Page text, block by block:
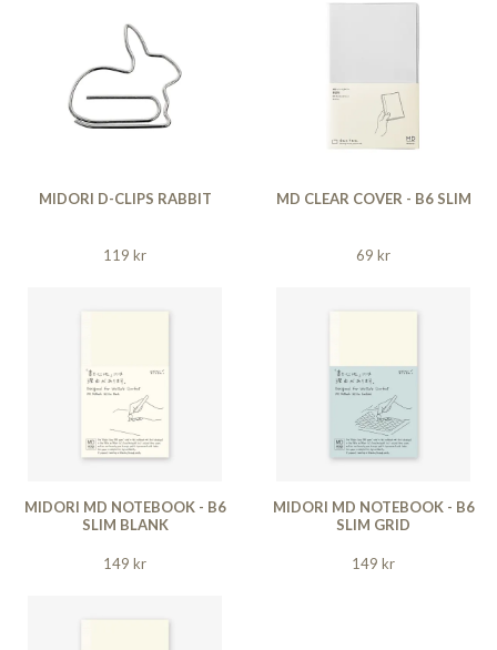
MIDORI D-CLIPS RABBIT
119 kr
MD CLEAR COVER - B6 SLIM
69 kr
MIDORI MD NOTEBOOK - B6
SLIM BLANK
149 kr
MIDORI MD NOTEBOOK - B6
SLIM GRID
149 kr